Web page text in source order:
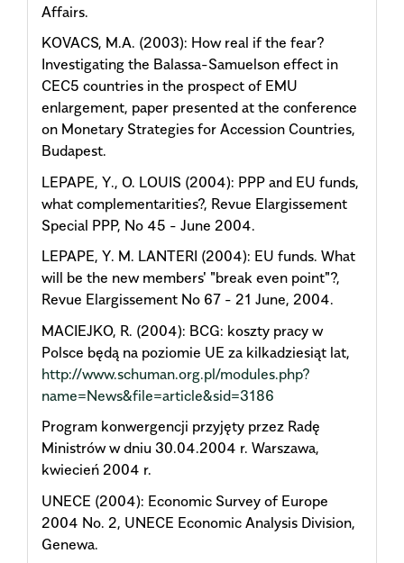
Affairs.
KOVACS, M.A. (2003): How real if the fear?
Investigating the Balassa-Samuelson effect in
CEC5 countries in the prospect of EMU
enlargement, paper presented at the conference
on Monetary Strategies for Accession Countries,
Budapest.
LEPAPE, Y., O. LOUIS (2004): PPP and EU funds,
what complementarities?, Revue Elargissement
Special PPP, No 45 - June 2004.
LEPAPE, Y. M. LANTERI (2004): EU funds. What
will be the new members' "break even point"?,
Revue Elargissement No 67 - 21 June, 2004.
MACIEJKO, R. (2004): BCG: koszty pracy w
Polsce będą na poziomie UE za kilkadziesiąt lat,
http://www.schuman.org.pl/modules.php?
name=News&file=article&sid=3186
Program konwergencji przyjęty przez Radę
Ministrów w dniu 30.04.2004 r. Warszawa,
kwiecień 2004 r.
UNECE (2004): Economic Survey of Europe
2004 No. 2, UNECE Economic Analysis Division,
Genewa.